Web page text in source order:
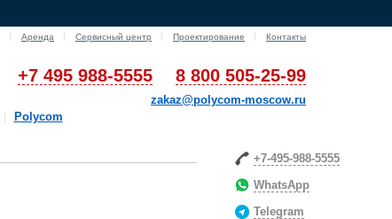
Аренда Сервисный центр Проектирование Контакты
+7 495 988-5555 8 800 505-25-99
zakaz@polycom-moscow.ru
Polycom
+7-495-988-5555
WhatsApp
Telegram